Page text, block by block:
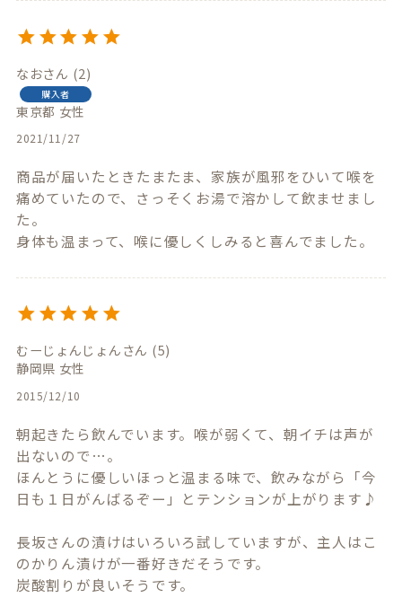
なお 2
購入者
東京都 女性
2021/11/27
商品が届いたときたまたま、家族が風邪をひいて喉を
痛めていたので、さっそくお湯で溶かして飲ませまし
た。
身体も温まって、喉に優しくしみると喜んでました。
むーじょんじょん 5
静岡県 女性
2015/12/10
朝起きたら飲んでいます。喉が弱くて、朝イチは声が
出ないので…。
ほんとうに優しいほっと温まる味で、飲みながら「今
日も１日がんばるぞー」とテンションが上がります♪
長坂さんの漬けはいろいろ試していますが、主人はこ
のかりん漬けが一番好きだそうです。